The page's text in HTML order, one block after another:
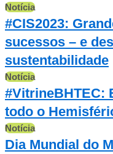
Notícia
#CIS2023:
sucessos – e
sustentabilidade
Notícia
#VitrineBHTEC:
todo o
Notícia
Dia Mundial do